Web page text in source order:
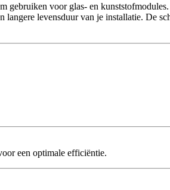
gebruiken voor glas- en
levensduur van je installatie. De
een optimale efficiëntie.